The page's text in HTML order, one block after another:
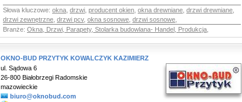
Słowa kluczowe: okna drzwi producent okien okna drewniane drzwi drewniane
drzwi zewnętrzne drzwi pcv, okna sosnowe drzwi sosnowe
Branże: Okna, Drzwi, Parapety, Stolarka budowlana- Handel, Produkcja
OKNO-BUD PRZYTYK KOWALCZYK KAZIMIERZ
ul. Sądowa 6
26-800 Białobrzegi Radomskie
mazowieckie
biuro@oknobud.com